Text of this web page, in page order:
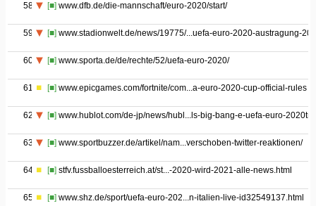
58 [■] www.dfb.de/die-mannschaft/euro-2020/start/
59 [■] www.stadionwelt.de/news/19775/...uefa-euro-2020-austragung-
60 [■] www.sporta.de/de/rechte/52/uefa-euro-2020/
61 [■] www.epicgames.com/fortnite/com...a-euro-2020-cup-official-rules
62 [■] www.hublot.com/de-jp/news/hubl...ls-big-bang-e-uefa-euro-2020tm
63 [■] www.sportbuzzer.de/artikel/nam...verschoben-twitter-reaktionen/
64 [■] stfv.fussballoesterreich.at/st...-2020-wird-2021-alle-news.html
65 [■] www.shz.de/sport/uefa-euro-202...n-italien-live-id32549137.html